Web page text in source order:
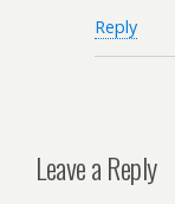
Reply
Leave a Reply